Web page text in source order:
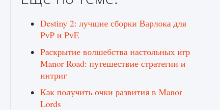
Destiny 2: лучшие сборки Варлока для
PvP и PvE
Раскрытие волшебства настольных игр
Manor Road: путешествие стратегии и
интриг
Как получить очки развития в Manor
Lords